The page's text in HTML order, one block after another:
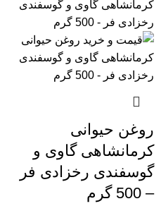
روغن حیوانی
کرمانشاهی گاوی و
گوسفندی رخزادی فر
– 500 گرم